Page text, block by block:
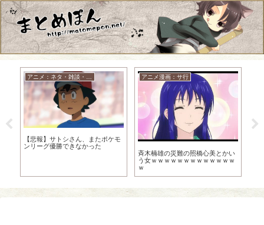
アニメ：ネタ・雑談・ニュース
【悲報】サトシさん、またポケモ
ンリーグ優勝できなかった
アニメ漫画：サ行
斉木楠雄の災難の照橋心美とかい
う女ｗｗｗｗｗｗｗｗｗｗｗｗｗ
ｗ